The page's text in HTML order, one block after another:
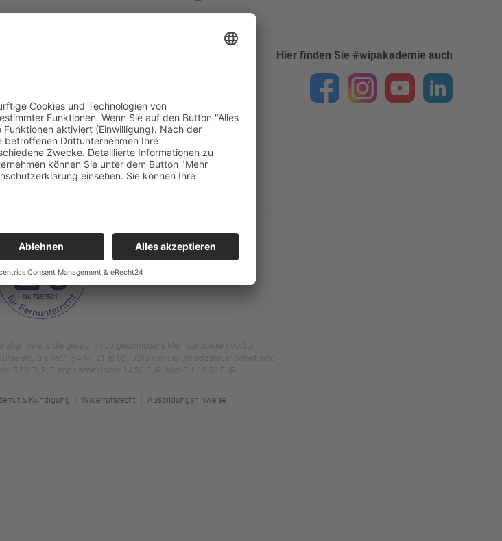
in werden: Aufgaben,
und Einstieg
Massage (Abhyanga): Wirkung,
Öle & Anleitung
lernen: Techniken, Wirkung &
Hier finden Sie #wipakademie auch
bereits die gesetzlich vorgeschriebene Mehrwertsteuer (MwSt).
etc., die nach § 4 Nr. 21 a) bb) UStG von der Umsatzsteuer befreit sind.
5,50 EUR, Europäische Union: 14,50 EUR, Non-EU: 19,50 EUR.
& Kündigung Widerrufsrecht Ausbildungshinweise